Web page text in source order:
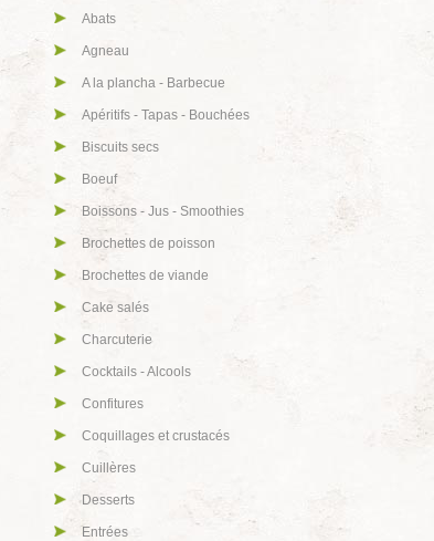
Abats
Agneau
A la plancha - Barbecue
Apéritifs - Tapas - Bouchées
Biscuits secs
Boeuf
Boissons - Jus - Smoothies
Brochettes de poisson
Brochettes de viande
Cake salés
Charcuterie
Cocktails - Alcools
Confitures
Coquillages et crustacés
Cuillères
Desserts
Entrées